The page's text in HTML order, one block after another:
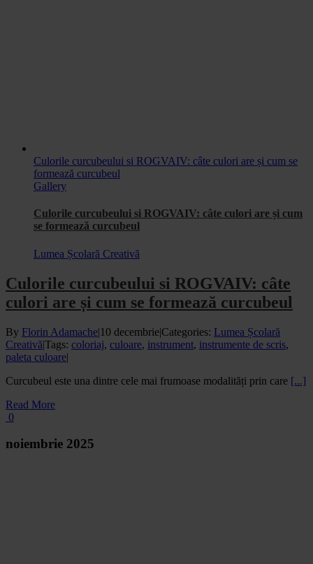
Culorile curcubeului si ROGVAIV: câte culori are și cum se
formează curcubeul
Gallery
Culorile curcubeului si ROGVAIV: câte culori are și cum
se formează curcubeul
Lumea Școlară Creativă
Culorile curcubeului si ROGVAIV: câte
culori are și cum se formează curcubeul
By Florin Adamache|10 decembrie|Categories: Lumea Școlară
Creativă|Tags: coloriaj, culoare, instrument, instrumente de scris,
paleta culoare|
Curcubeul este una dintre cele mai frumoase modalități prin care [...]
Read More
0
noiembrie 2025